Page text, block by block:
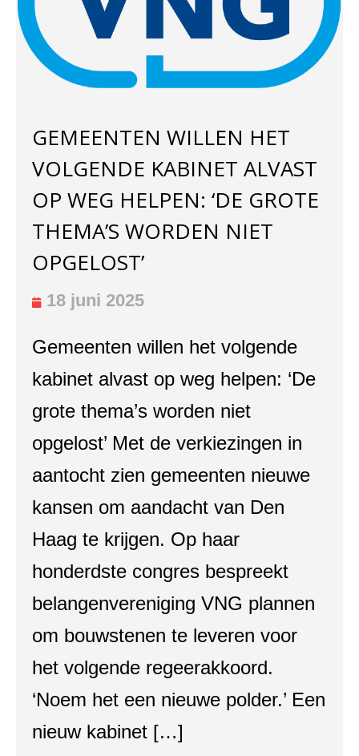
GEMEENTEN WILLEN HET
VOLGENDE KABINET ALVAST
OP WEG HELPEN: ‘DE GROTE
THEMA’S WORDEN NIET
OPGELOST’
18 juni 2025
Gemeenten willen het volgende
kabinet alvast op weg helpen: ‘De
grote thema’s worden niet
opgelost’ Met de verkiezingen in
aantocht zien gemeenten nieuwe
kansen om aandacht van Den
Haag te krijgen. Op haar
honderdste congres bespreekt
belangenvereniging VNG plannen
om bouwstenen te leveren voor
het volgende regeerakkoord.
‘Noem het een nieuwe polder.’ Een
nieuw kabinet […]